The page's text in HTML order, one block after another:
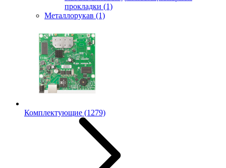
прокладки (1)
Металлорукав (1)
Комплектующие (1279)